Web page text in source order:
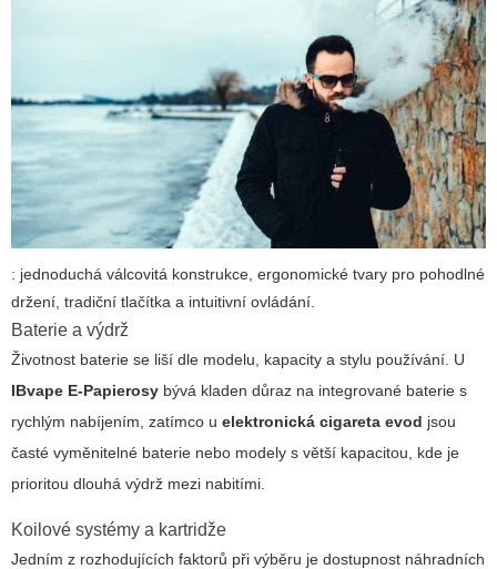
: jednoduchá válcovitá konstrukce, ergonomické tvary pro pohodlné
držení, tradiční tlačítka a intuitivní ovládání.
Baterie a výdrž
Životnost baterie se liší dle modelu, kapacity a stylu používání. U
IBvape E-Papierosy bývá kladen důraz na integrované baterie s
rychlým nabíjením, zatímco u elektronická cigareta evod jsou
časté vyměnitelné baterie nebo modely s větší kapacitou, kde je
prioritou dlouhá výdrž mezi nabitími.
Koilové systémy a kartridže
Jedním z rozhodujících faktorů při výběru je dostupnost náhradních